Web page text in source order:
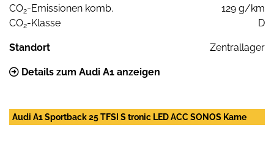
CO2-Emissionen komb.
129 g/km
CO2-Klasse D
Standort Zentrallager
Details zum Audi A1 anzeigen
Audi A1 Sportback 25 TFSI S tronic LED ACC SONOS Kame